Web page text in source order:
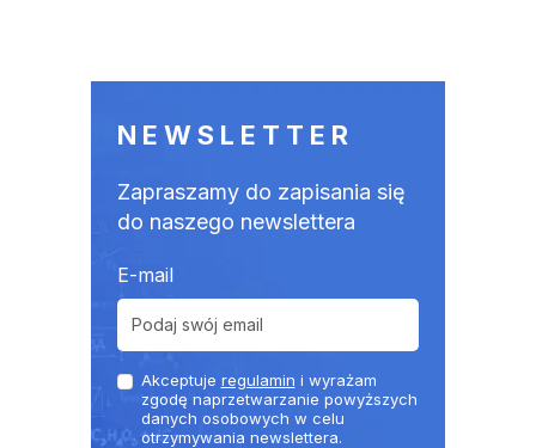
NEWSLETTER
Zapraszamy do zapisania się
do naszego newslettera
E-mail
Akceptuje regulamin i wyrażam
zgodę naprzetwarzanie powyższych
danych osobowych w celu
otrzymywania newslettera.